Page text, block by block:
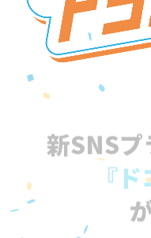
新SNSプ
『ド